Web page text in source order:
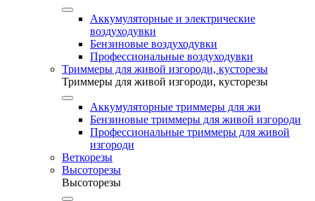
Аккумуляторные и электрические
воздуходувки
Бензиновые воздуходувки
Профессиональные воздуходувки
Триммеры для живой изгороди, кусторезы
Триммеры для живой изгороди, кусторезы
Аккумуляторные триммеры для жи
Бензиновые триммеры для живой изгороди
Профессиональные триммеры для живой
изгороди
Веткорезы
Высоторезы
Высоторезы